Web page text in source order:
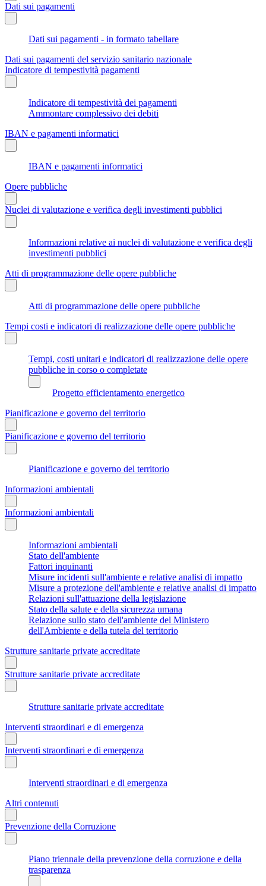
Dati sui pagamenti
Dati sui pagamenti - in formato tabellare
Dati sui pagamenti del servizio sanitario nazionale
Indicatore di tempestività pagamenti
Indicatore di tempestività dei pagamenti
Ammontare complessivo dei debiti
IBAN e pagamenti informatici
IBAN e pagamenti informatici
Opere pubbliche
Nuclei di valutazione e verifica degli investimenti pubblici
Informazioni relative ai nuclei di valutazione e verifica degli
investimenti pubblici
Atti di programmazione delle opere pubbliche
Atti di programmazione delle opere pubbliche
Tempi costi e indicatori di realizzazione delle opere pubbliche
Tempi, costi unitari e indicatori di realizzazione delle opere
pubbliche in corso o completate
Progetto efficientamento energetico
Pianificazione e governo del territorio
Pianificazione e governo del territorio
Pianificazione e governo del territorio
Informazioni ambientali
Informazioni ambientali
Informazioni ambientali
Stato dell'ambiente
Fattori inquinanti
Misure incidenti sull'ambiente e relative analisi di impatto
Misure a protezione dell'ambiente e relative analisi di impatto
Relazioni sull'attuazione della legislazione
Stato della salute e della sicurezza umana
Relazione sullo stato dell'ambiente del Ministero
dell'Ambiente e della tutela del territorio
Strutture sanitarie private accreditate
Strutture sanitarie private accreditate
Strutture sanitarie private accreditate
Interventi straordinari e di emergenza
Interventi straordinari e di emergenza
Interventi straordinari e di emergenza
Altri contenuti
Prevenzione della Corruzione
Piano triennale della prevenzione della corruzione e della
trasparenza